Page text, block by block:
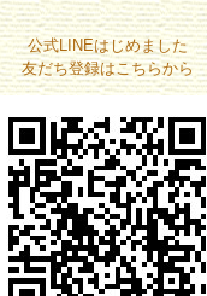
公式LINEはじめました
友だち登録はこちらから